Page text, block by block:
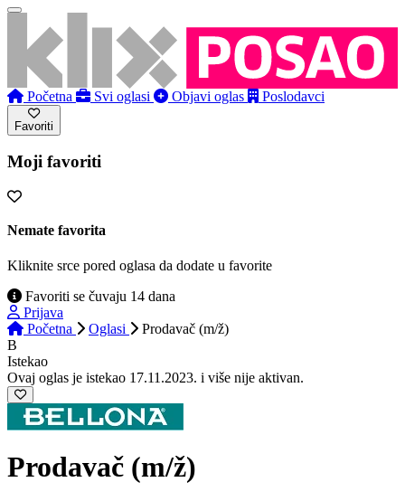
Početna Svi oglasi Objavi oglas Poslodavci
Favoriti
Moji favoriti
Nemate favorita
Kliknite srce pored oglasa da dodate u favorite
Favoriti se čuvaju 14 dana
Prijava
Početna
Oglasi
Prodavač (m/ž)
B
Istekao
Ovaj oglas je istekao 17.11.2023. i više nije aktivan.
Prodavač (m/ž)